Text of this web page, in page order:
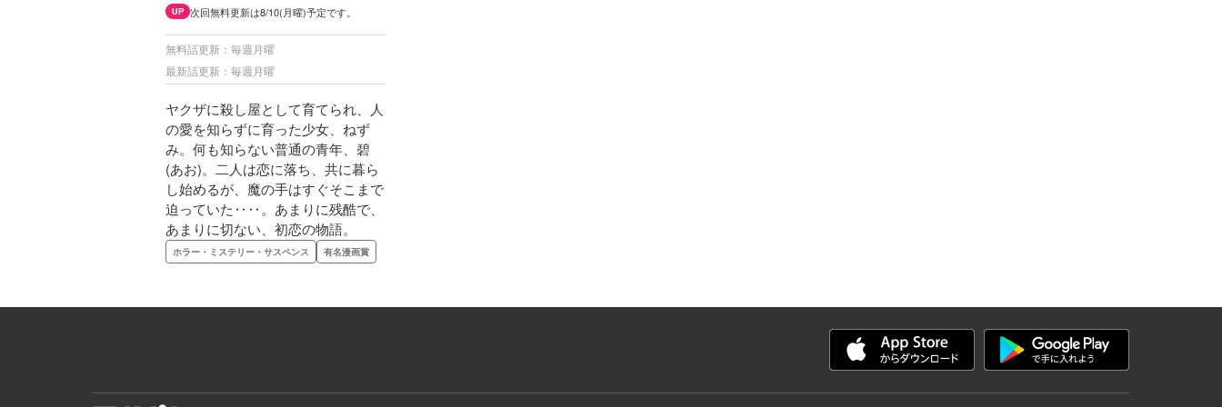
UP 次回無料更新は8/10(月曜)予定です。
無料話更新：毎週月曜
最新話更新：毎週月曜
ヤクザに殺し屋として育てられ、人
の愛を知らずに育った少女、ねず
み。何も知らない普通の青年、碧
(あお)。二人は恋に落ち、共に暮ら
し始めるが、魔の手はすぐそこまで
迫っていた‥‥。あまりに残酷で、
あまりに切ない、初恋の物語。
ホラー・ミステリー・サスペンス 有名漫画賞